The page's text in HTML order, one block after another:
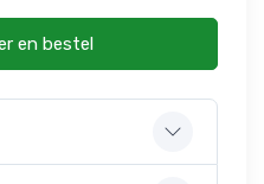
en bestel